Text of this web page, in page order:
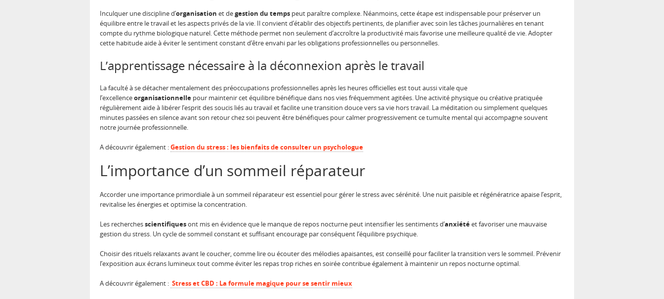
Inculquer une discipline d’organisation et degestion du temps peut paraître complexe. Néanmoins, cette étape est indispensable pour préserver un
équilibre entre le travail et les aspects privés de la vie. Il convient d’établir des objectifs pertinents, de planifier avec soin les tâches journalières en tenant
compte du rythme biologique naturel. Cette méthode permet non seulement d’accroître la productivité mais favorise une meilleure qualité de vie. Adopter
cette habitude aide à éviter le sentiment constant d’être envahi par les obligations professionnelles ou personnelles.
L’apprentissage nécessaire à la déconnexion après le travail
La faculté à se détacher mentalement des préoccupations professionnelles après les heures officielles est tout aussi vitale que
l’excellenceorganisationnelle pour maintenir cet équilibre bénéfique dans nos vies fréquemment agitées. Une activité physique ou créative pratiquée
régulièrement aide à libérer l’esprit des soucis liés au travail et facilite une transition douce vers sa vie hors travail. La méditation ou simplement quelques
minutes passées en silence avant son retour chez soi peuvent être bénéfiques pour calmer progressivement ce tumulte mental qui accompagne souvent
notre journée professionnelle.
A découvrir également :Gestion du stress : les bienfaits de consulter un psychologue
L’importance d’un sommeil réparateur
Accorder une importance primordiale à un sommeil réparateur est essentiel pour gérer le stress avec sérénité. Une nuit paisible et régénératrice apaise l’esprit,
revitalise les énergies et optimise la concentration.
Les recherchesscientifiquesont mis en évidence que le manque de repos nocturne peut intensifier les sentiments d’anxiétéet favoriser une mauvaise
gestion du stress. Un cycle de sommeil constant et suffisant encourage par conséquent l’équilibre psychique.
Choisir des rituels relaxants avant le coucher, comme lire ou écouter des mélodies apaisantes, est conseillé pour faciliter la transition vers le sommeil. Prévenir
l’exposition aux écrans lumineux tout comme éviter les repas trop riches en soirée contribue également à maintenir un repos nocturne optimal.
A découvrir également : Stress et CBD : La formule magique pour se sentir mieux